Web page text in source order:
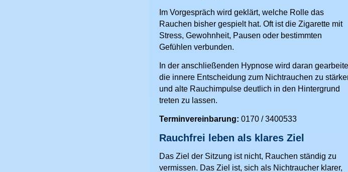
Im Vorgespräch wird geklärt, welche Rolle das
Rauchen bisher gespielt hat. Oft ist die Zigarette mit
Stress, Gewohnheit, Pausen oder bestimmten
Gefühlen verbunden.
In der anschließenden Hypnose wird daran
die innere Entscheidung zum Nichtrauchen zu
und alte Rauchimpulse deutlich in den Hintergrund
treten zu lassen.
Terminvereinbarung: 0170 / 3400533
Rauchfrei leben als klares Ziel
Das Ziel der Sitzung ist nicht, Rauchen ständig zu
vermissen. Das Ziel ist, sich als Nichtraucher klarer,